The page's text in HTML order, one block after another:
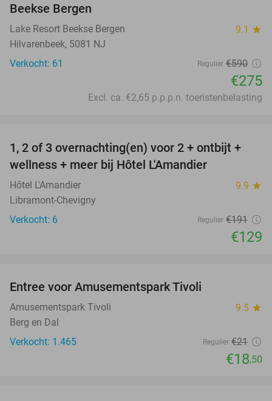
Beekse Bergen
Lake Resort Beekse Bergen 9.1 star
Hilvarenbeek, 5081 NJ
Verkocht: 61
Regulier €590
€275
Excl. ca. €2,65 p.p.p.n. toeristenbelasting
32%
TODAY
1, 2 of 3 overnachting(en) voor 2 + ontbijt +
wellness + meer bij Hôtel L'Amandier
Hôtel L'Amandier 9.9 star
Libramont-Chevigny
Verkocht: 6
Regulier €191
€129
Entree voor Amusementspark Tivoli
Amusementspark Tivoli 9.5 star
Berg en Dal
Verkocht: 1.465
Regulier €21
€18,50